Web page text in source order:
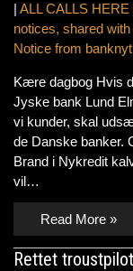
| ALL CALLS
notices, shared
Notice from
Kære dagbog Hvis
Jyske bank Lund
vi kunder, skal
de Danske banker.
Brand i Nykredit
vil…
Read More »
Rettet